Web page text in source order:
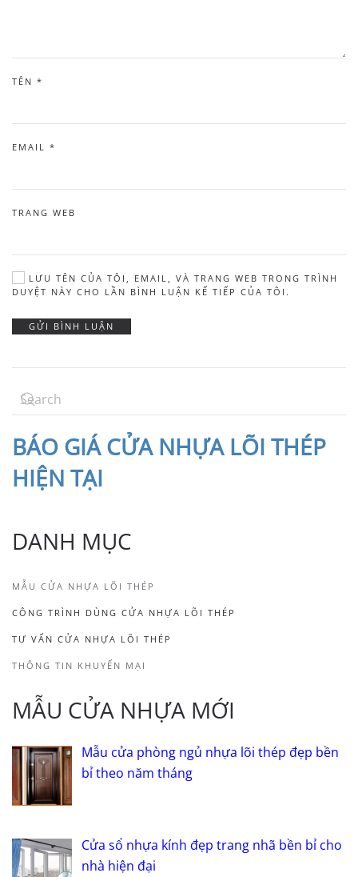
TÊN *
EMAIL *
TRANG WEB
LƯU TÊN CỦA TÔI, EMAIL, VÀ TRANG WEB TRONG TRÌNH
DUYỆT NÀY CHO LẦN BÌNH LUẬN KẾ TIẾP CỦA TÔI.
GỬI BÌNH LUẬN
BÁO GIÁ CỬA NHỰA LÕI THÉP
HIỆN TẠI
DANH MỤC
MẪU CỬA NHỰA LÕI THÉP
CÔNG TRÌNH DÙNG CỬA NHỰA LÕI THÉP
TƯ VẤN CỬA NHỰA LÕI THÉP
THÔNG TIN KHUYẾN MẠI
MẪU CỬA NHỰA MỚI
Mẫu cửa phòng ngủ nhựa lõi thép đẹp bền
bỉ theo năm tháng
Cửa sổ nhựa kính đẹp trang nhã bền bỉ cho
nhà hiện đại